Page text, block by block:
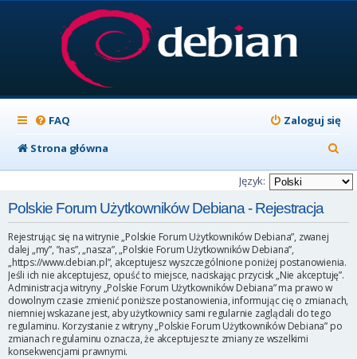
FAQ
Zaloguj się
Strona główna
z
u
j
Język:
Polskie Forum Użytkowników Debiana - Rejestracja
Rejestrując się na witrynie „Polskie Forum Użytkowników Debiana”, zwanej
dalej „my”, ”nas”, „nasza”, „Polskie Forum Użytkowników Debiana”,
„https://www.debian.pl”, akceptujesz wyszczególnione poniżej postanowienia.
Jeśli ich nie akceptujesz, opuść to miejsce, naciskając przycisk „Nie akceptuję”.
Administracja witryny „Polskie Forum Użytkowników Debiana” ma prawo w
dowolnym czasie zmienić poniższe postanowienia, informując cię o zmianach,
niemniej wskazane jest, aby użytkownicy sami regularnie zaglądali do tego
regulaminu. Korzystanie z witryny „Polskie Forum Użytkowników Debiana” po
zmianach regulaminu oznacza, że akceptujesz te zmiany ze wszelkimi
konsekwencjami prawnymi.